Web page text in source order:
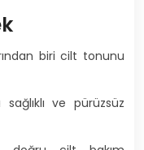
biri cilt tonunu
ve pürüzsüz